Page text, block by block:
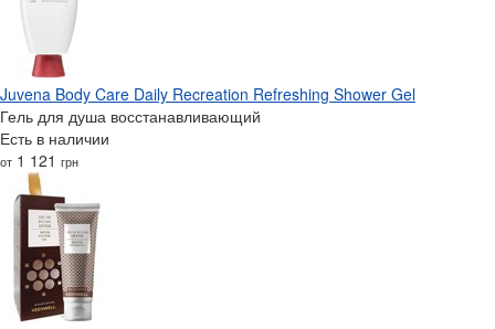
Juvena Body Care Daily Recreation Refreshing Shower Gel
Гель для душа восстанавливающий
Есть в наличии
от 1 121 грн